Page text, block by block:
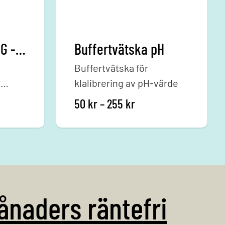
Control Station NG - Komplett paket - Klor/ pH
i din
Buffertvätska pH
Buffertvätska för
klalibrering av pH-värde
50 kr–255 krPrisintervall: 50 kr
räntefri